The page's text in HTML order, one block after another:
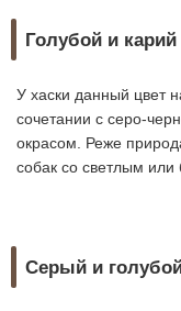
Голубой и карий
У хаски данный цвет
сочетании с серо-
окрасом. Реже
собак со светлым
Серый и